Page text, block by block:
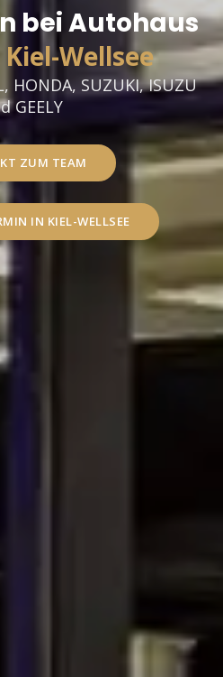
bei Autohaus
Kiel-Wellsee
HONDA, SUZUKI, ISUZU
GEELY
ZUM TEAM
IN KIEL-WELLSEE